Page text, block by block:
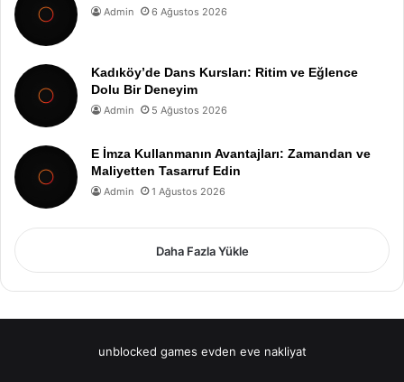
Admin 6 Ağustos 2026
Kadıköy’de Dans Kursları: Ritim ve Eğlence
Dolu Bir Deneyim
Admin 5 Ağustos 2026
E İmza Kullanmanın Avantajları: Zamandan ve
Maliyetten Tasarruf Edin
Admin 1 Ağustos 2026
Daha Fazla Yükle
unblocked games evden eve nakliyat